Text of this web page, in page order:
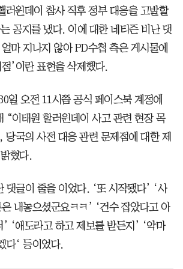
러윈데이 참사 직후 정부 대응을 고발할
공지를 냈다. 이에 대한 네티즌 비난 댓
마 지나지 않아 PD수첩 측은 게시물에
’이란 표현을 삭제했다.
일 오전 11시쯤 공식 페이스북 계정에
“이태원 할러윈데이 사고 관련 현장 목
국의 사전 대응 관련 문제점에 대한 제
혔다.
댓글이 줄을 이었다. ‘또 시작됐다’ ‘사
내놓으셨군요ㅋㅋ’ ‘건수 잡았다고 아
‘애도라고 하고 제보를 받든지’ ‘악마
다‘ 등이었다.